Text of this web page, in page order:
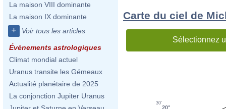
La maison VIII dominante
La maison IX dominante
+ Voir tous les articles
Évènements astrologiques
Climat mondial actuel
Uranus transite les Gémeaux
Actualité planétaire de 2025
La conjonction Jupiter Uranus
Carte du ciel de
Sélectionnez
20°
30'